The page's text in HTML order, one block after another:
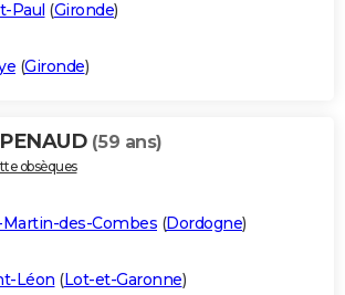
Paul (Gironde)
(Gironde)
(59 ans)
obsèques
Martin-des-Combes (Dordogne)
Léon (Lot-et-Garonne)